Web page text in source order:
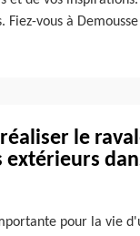
vous à
le
pour la vie